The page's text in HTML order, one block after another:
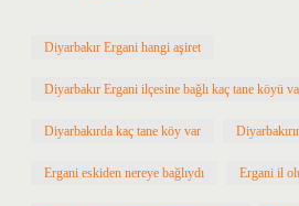
Diyarbakır Ergani hangi aşiret
Diyarbakır Ergani ilçesine bağlı kaç tane köyü
Diyarbakırda kaç tane köy var
Ergani eskiden nereye bağlıydı Ergani il